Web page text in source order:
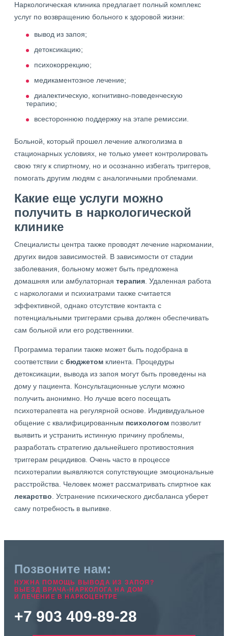
Наркологическая клиника предлагает полный комплекс
услуг по возвращению больного к здоровой жизни:
вывод из запоя;
детоксикацию;
психокоррекцию;
медикаментозное лечение;
диалектическую, когнитивно-поведенческую
терапию;
всестороннюю поддержку на этапе ремиссии.
Больной, который прошел лечение алкоголизма в
стационарных условиях, не только умеет контролировать
свою тягу к спиртному, но и осознанно избегать триггеров,
помогать другим людям с аналогичными проблемами.
Какие еще услуги можно
получить в наркологической
клинике
Специалисты центра также проводят лечение наркомании,
других видов зависимостей. В зависимости от стадии
заболевания, больному может быть предложена
домашняя или амбулаторная терапия . Удаленная работа
с наркологами и психиатрами также считается
эффективной, однако отсутствие контакта с
потенциальными триггерами срыва должен обеспечивать
сам больной или его родственники.
Программа терапии также может быть подобрана в
соответствии с бюджетом клиента. Процедуры
детоксикации, вывода из запоя могут быть проведены на
дому у пациента. Консультационные услуги можно
получить анонимно. Но лучше всего посещать
психотерапевта на регулярной основе. Индивидуальное
общение с квалифицированным психологом позволит
выявить и устранить истинную причину проблемы,
разработать стратегию дальнейшего противостояния
триггерам рецидивов. Очень часто в процессе
психотерапии выявляются сопутствующие эмоциональные
расстройства. Человек может рассматривать спиртное как
лекарство . Устранение психического дисбаланса уберет
саму потребность в выпивке.
Позвоните нам:
НУЖНА ПОМОЩЬ ВЫВОДА ИЗ ЗАПОЯ?
ВЫЕЗД ВРАЧА-НАРКОЛОГА НА ДОМ
И ЛЕЧЕНИЕ В НАРКОЦЕНТРЕ
+7 903 409-89-28